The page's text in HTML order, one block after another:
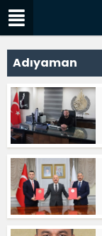
Adıyaman